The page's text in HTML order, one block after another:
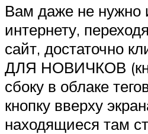
Вам даже не нужно
интернету,
сайт, достаточно
ДЛЯ НОВИЧКОВ
сбоку в облаке
кнопку вверху
находящиеся там